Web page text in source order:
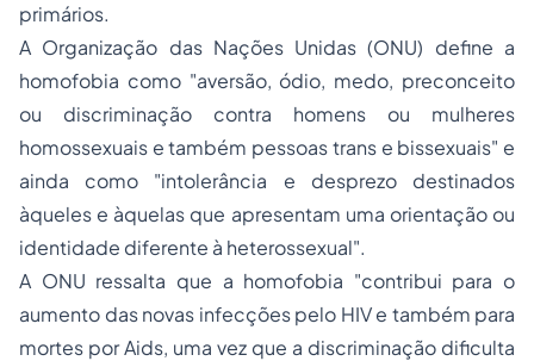
primários.
A Organização das Nações Unidas (ONU) define a
homofobia como "aversão, ódio, medo, preconceito
ou discriminação contra homens ou mulheres
homossexuais e também pessoas trans e bissexuais" e
ainda como "intolerância e desprezo destinados
àqueles e àquelas que apresentam uma orientação ou
identidade diferente à heterossexual".
A ONU ressalta que a homofobia "contribui para o
aumento das novas infecções pelo HIV e também para
mortes por Aids, uma vez que a discriminação dificulta